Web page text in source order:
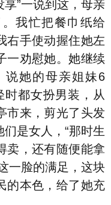
”一说到这，母亲
我忙把餐巾纸给
右手使动握住她左
一劝慰她。她继续
说她的母亲姐妹6
时都女扮男装，从
市来，剪光了头发
是女人，“那时生
卖，还有随便能拿
一脸的满足，这块
的本色，给了她充